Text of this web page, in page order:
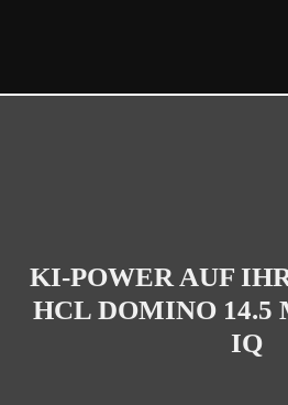
KI-POWER AUF
HCL DOMINO 14.5
IQ